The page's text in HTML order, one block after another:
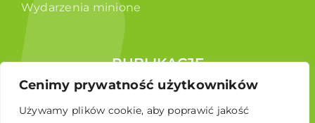
Cenimy prywatność użytkowników
Używamy plików cookie, aby poprawić jakość
Wydarzenia minione
PUBLIKACJE